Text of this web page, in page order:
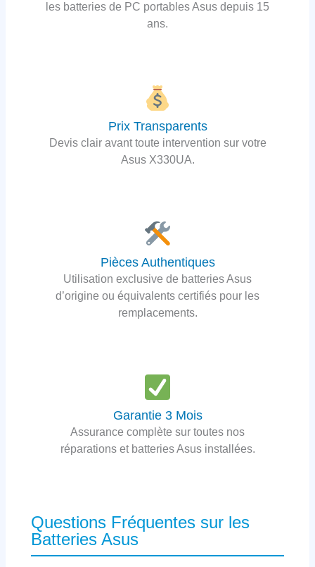
les batteries de PC portables Asus depuis 15
ans.
Prix Transparents
Devis clair avant toute intervention sur votre
Asus X330UA.
Pièces Authentiques
Utilisation exclusive de batteries Asus
d’origine ou équivalents certifiés pour les
remplacements.
Garantie 3 Mois
Assurance complète sur toutes nos
réparations et batteries Asus installées.
Questions Fréquentes sur les
Batteries Asus